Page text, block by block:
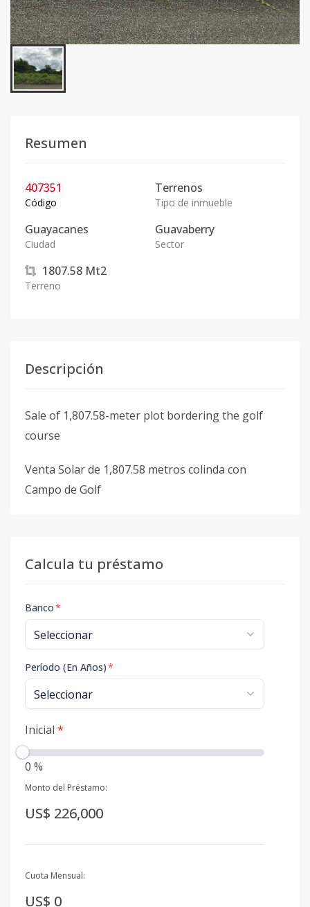
Resumen
407351
Código
Terrenos
Tipo de inmueble
Guayacanes
Ciudad
Guavaberry
Sector
1807.58 Mt2
Terreno
Descripción
Sale of 1,807.58-meter plot bordering the golf
course
Venta Solar de 1,807.58 metros colinda con
Campo de Golf
Calcula tu préstamo
Banco*
Período (En Años)*
Inicial *
0 %
Monto del Préstamo:
US$ 226,000
Cuota Mensual:
US$ 0